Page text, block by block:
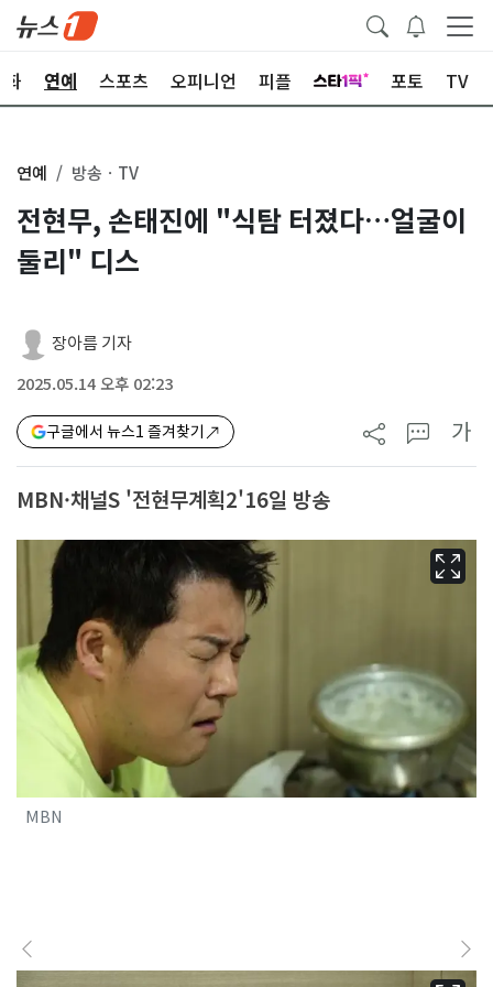
화 연예 스포츠 오피니언 피플 포토 TV
연예 방송ㆍTV
전현무, 손태진에 "식탐 터졌다…얼굴이
둘리" 디스
장아름 기자
2025.05.14 오후 02:23
구글에서 뉴스1 즐겨찾기 가
MBN·채널S '전현무계획2'16일 방송
MBN